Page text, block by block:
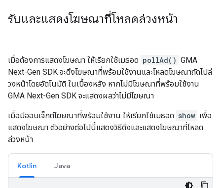
รับและแสดงโฆษณาที่โหลดล่วงหน้า
เมื่อต้องการแสดงโฆษณา ให้เรียกใช้เมธอด pollAd() GMA
Next-Gen SDK จะดึงโฆษณาที่พร้อมใช้งานและโหลดโฆษณาถัดไปล่
วงหน้าโดยอัตโนมัติ ในเบื้องหลัง หากไม่มีโฆษณาที่พร้อมใช้งาน
GMA Next-Gen SDK จะแสดงผลว่าไม่มีโฆษณา
เมื่อมีออบเจ็กต์โฆษณาที่พร้อมใช้งาน ให้เรียกใช้เมธอด show เพื่อ
แสดงโฆษณา ตัวอย่างต่อไปนี้แสดงวิธีดึงและแสดงโฆษณาที่โหลด
ล่วงหน้า
Kotlin Java